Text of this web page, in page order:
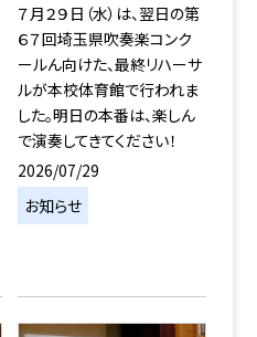
７月２９日（水）は、翌日の第
６７回埼玉県吹奏楽コンク
ールん向けた、最終リハーサ
ルが本校体育館で行われま
した。明日の本番は、楽しん
で演奏してきてください！
2026/07/29
お知らせ